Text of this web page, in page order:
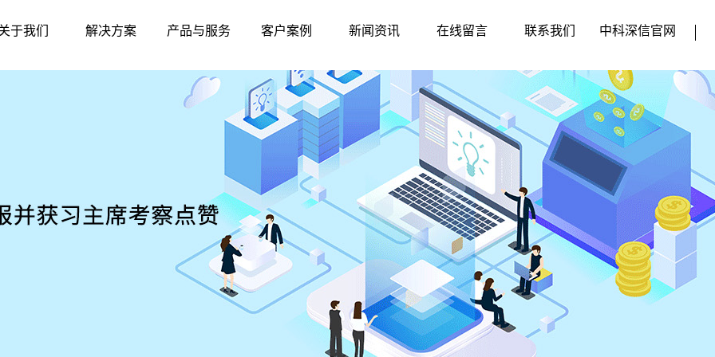
于我们
司简介
解决方案
智慧农贸
产品与服务
硬件中心
软件中心
客户案例
标杆案例
华南地区
东北地区
华东地区
华北地区
西北地区
西南地区
华中地区
新闻资讯
企业动态
行业新闻
媒体动态
在线留言 联系我们 中科深信官网